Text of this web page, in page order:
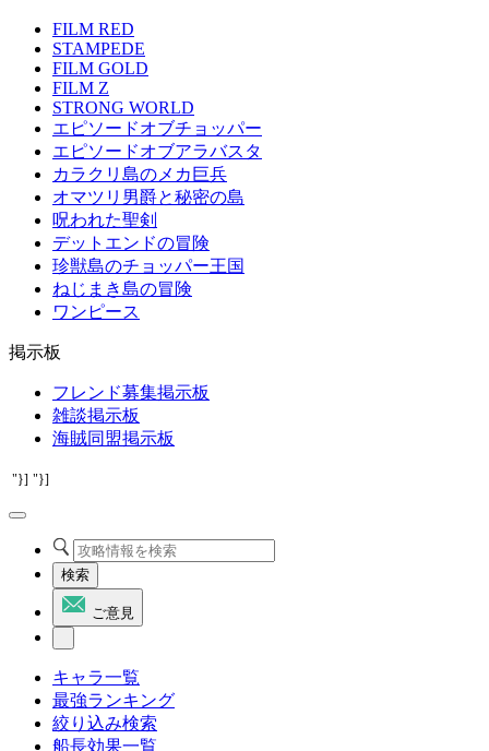
FILM RED
STAMPEDE
FILM GOLD
FILM Z
STRONG WORLD
エピソードオブチョッパー
エピソードオブアラバスタ
カラクリ島のメカ巨兵
オマツリ男爵と秘密の島
呪われた聖剣
デットエンドの冒険
珍獣島のチョッパー王国
ねじまき島の冒険
ワンピース
掲示板
フレンド募集掲示板
雑談掲示板
海賊同盟掲示板
"}] "}]
検索
ご意見
キャラ一覧
最強ランキング
絞り込み検索
船長効果一覧